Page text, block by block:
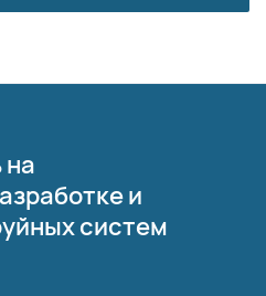
и
систем